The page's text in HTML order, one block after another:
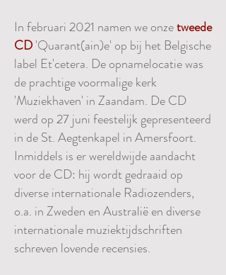
In februari 2021 namen we onzetweede
CD'Quarant(ain)e' op bij het Belgische
label Et'cetera. De opnamelocatie was
de prachtige voormalige kerk
'Muziekhaven' in Zaandam. De CD
werd op 27 juni feestelijk gepresenteerd
in de St. Aegtenkapel in Amersfoort.
Inmiddels is er wereldwijde aandacht
voor de CD: hij wordt gedraaid op
diverse internationale Radiozenders,
o.a. in Zweden en Australië en diverse
internationale muziektijdschriften
schreven lovende recensies.